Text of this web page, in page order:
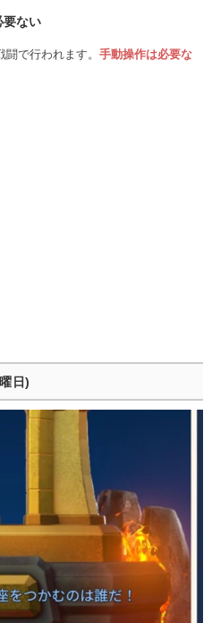
要ない
で行われます。 手動操作は必要な
日)